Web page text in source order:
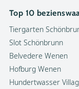
Top 10
Tiergarten
Slot Schönbrunn
Belvedere Wenen
Hofburg Wenen
Hundertwasser